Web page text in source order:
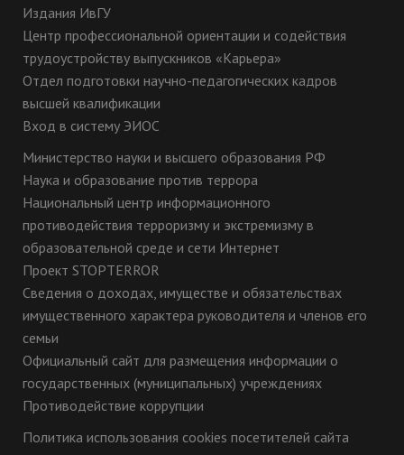
Издания ИвГУ
Центр профессиональной ориентации и содействия
трудоустройству выпускников «Карьера»
Отдел подготовки научно-педагогических кадров
высшей квалификации
Вход в систему ЭИОС
Министерство науки и высшего образования РФ
Наука и образование против террора
Национальный центр информационного
противодействия терроризму и экстремизму в
образовательной среде и сети Интернет
Проект STOPTERROR
Сведения о доходах, имуществе и обязательствах
имущественного характера руководителя и членов его
семьи
Официальный сайт для размещения информации о
государственных (муниципальных) учреждениях
Противодействие коррупции
Политика использования cookies посетителей сайта